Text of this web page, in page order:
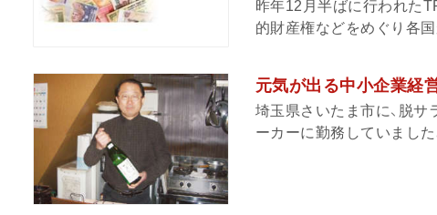
昨年12月半ばに行われた
的財産権などをめぐり各
元気が出る中小企業経
埼玉県さいたま市に、脱サ
ーカーに勤務していまし